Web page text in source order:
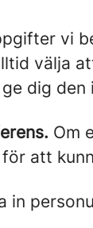
vi
välja
dig
Om
att
in